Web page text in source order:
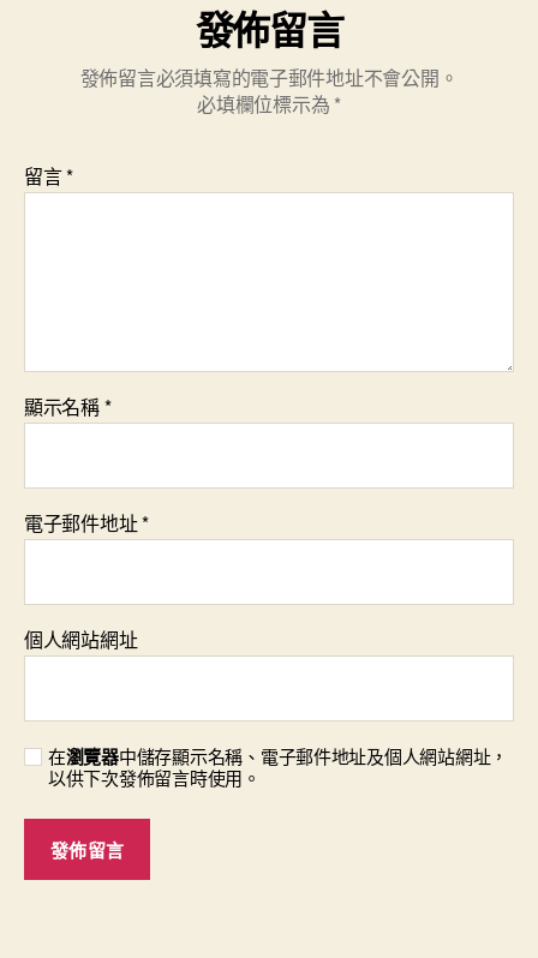
發佈留言
發佈留言必須填寫的電子郵件地址不會公開。
必填欄位標示為 *
留言*
顯示名稱*
電子郵件地址*
個人網站網址
在瀏覽器中儲存顯示名稱、電子郵件地址及個人網站網址，
以供下次發佈留言時使用。